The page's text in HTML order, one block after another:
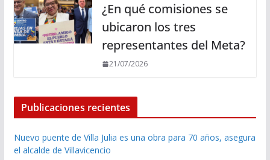
¿En qué comisiones se
ubicaron los tres
representantes del Meta?
21/07/2026
Publicaciones recientes
Nuevo puente de Villa Julia es una obra para 70 años, asegura
el alcalde de Villavicencio